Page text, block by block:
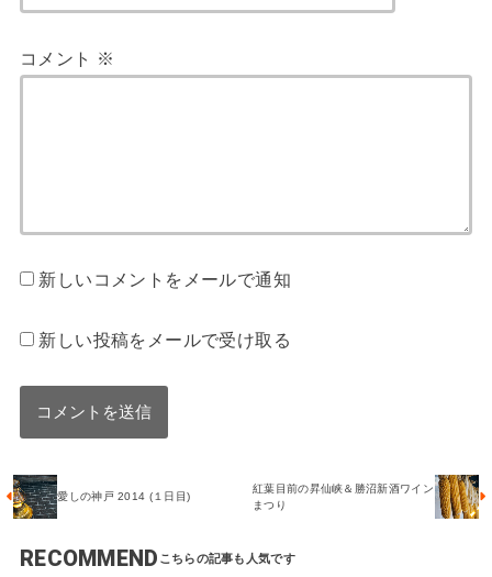
コメント ※
新しいコメントをメールで通知
新しい投稿をメールで受け取る
愛しの神戸 2014 (１日目)
紅葉目前の昇仙峡＆勝沼新酒ワイン
まつり
RECOMMEND